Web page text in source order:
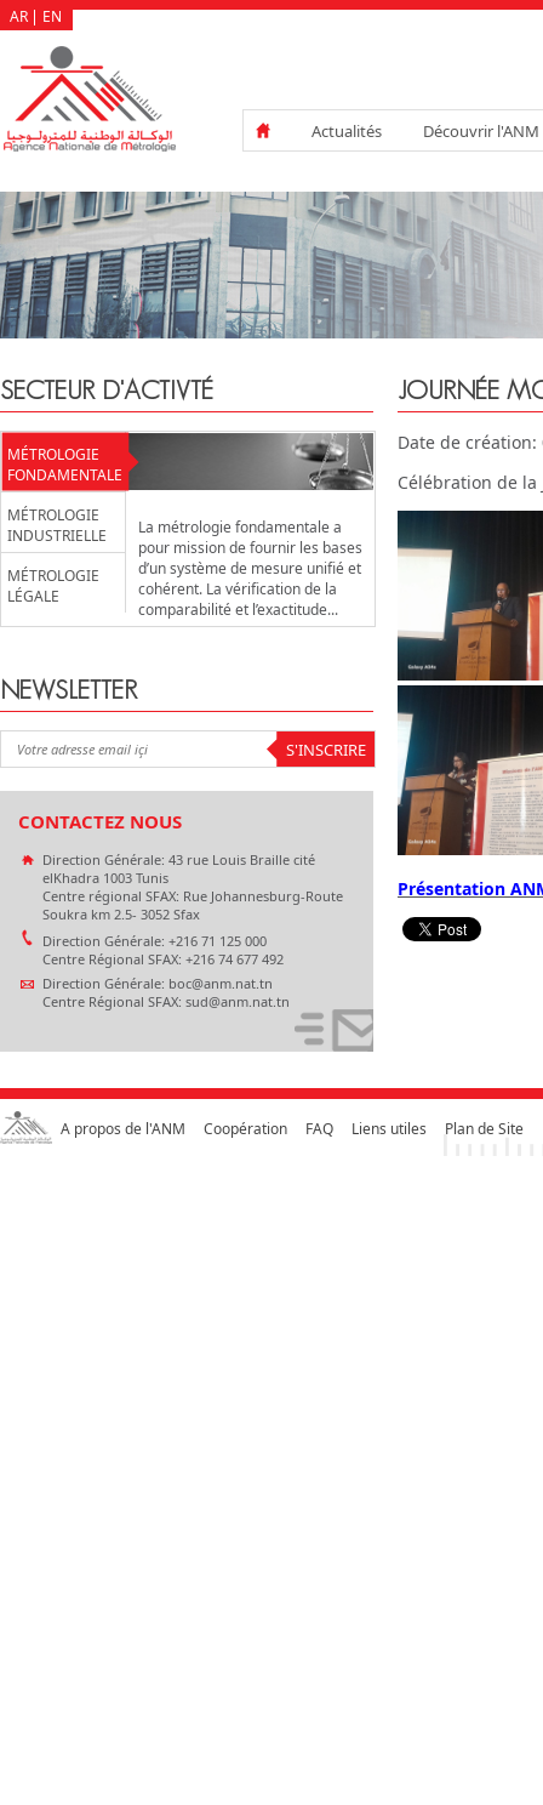
AR EN
Actualités Découvrir l'ANM
SECTEUR D'ACTIVTÉ
MÉTROLOGIE
FONDAMENTALE
MÉTROLOGIE
INDUSTRIELLE
MÉTROLOGIE
LÉGALE
La métrologie fondamentale a
pour mission de fournir les bases
d’un système de mesure unifié et
cohérent. La vérification de la
comparabilité et l’exactitude...
NEWSLETTER
CONTACTEZ NOUS
Direction Générale: 43 rue Louis Braille cité
elKhadra 1003 Tunis
Centre régional SFAX: Rue Johannesburg-Route
Soukra km 2.5- 3052 Sfax
Direction Générale: +216 71 125 000
Centre Régional SFAX: +216 74 677 492
Direction Générale: boc@anm.nat.tn
Centre Régional SFAX: sud@anm.nat.tn
JOURNÉE
Date de création:
Célébration de
Présentation
A propos de l'ANM Coopération FAQ Liens utiles Plan de Site